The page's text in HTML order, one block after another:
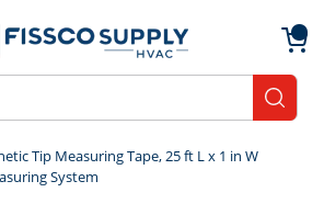
Tip Measuring Tape, 25 ft L x 1 in W
System